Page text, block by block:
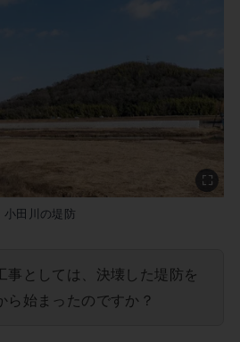
小田川の堤防
事としては、決壊した堤防を
ら始まったのですか？